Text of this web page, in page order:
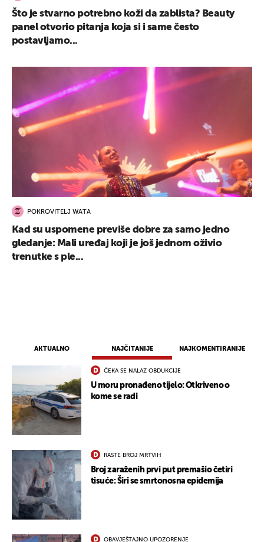
AKTUALNO NAJČITANIJE NAJKOMENTIRANIJE
ČEKA SE NALAZ OBDUKCIJE
U moru pronađeno tijelo: Otkriveno o
kome se radi
RASTE BROJ MRTVIH
Broj zaraženih prvi put premašio četiri
tisuće: Širi se smrtonosna epidemija
OBAVJEŠTAJNO UPOZORENJE
Što je stvarno potrebno koži da zablista? Beauty
panel otvorio pitanja koja si i same često
postavljamo...
POKROVITELJ WATA
Kad su uspomene previše dobre za samo jedno
gledanje: Mali uređaj koji je još jednom oživio
trenutke s ple...